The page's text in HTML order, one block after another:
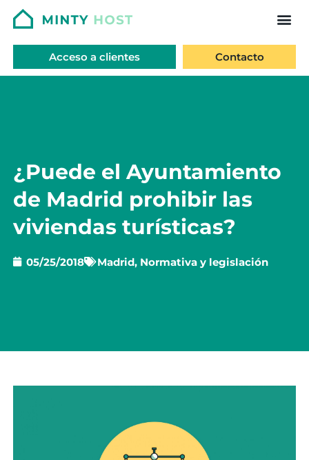
Acceso a clientes Contacto
¿Puede el Ayuntamiento
de Madrid prohibir las
viviendas turísticas?
05/25/2018 Madrid, Normativa y legislación